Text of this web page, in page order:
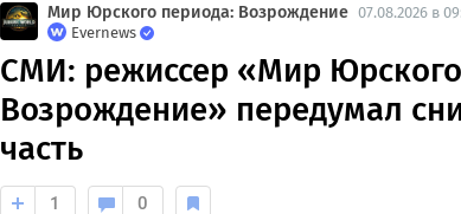
Мир Юрского периода: Возрождение 07.08.2026 в
Evernews
СМИ: режиссер «Мир
Возрождение» передумал
часть
1 0